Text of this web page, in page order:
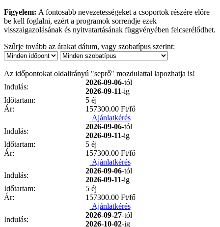
Figyelem: A fontosabb nevezetességeket a csoportok részére előre
be kell foglalni, ezért a programok sorrendje ezek
visszaigazolásának és nyitvatartásának függvényében felcserélődhet.
Szűrje tovább az árakat dátum, vagy szobatípus szerint:
Az időpontokat oldalirányú "seprő" mozdulattal lapozhatja is!
Indulás:
2026-09-06-tól
2026-09-11-ig
Időtartam:
5 éj
Ár:
157300.00 Ft/fő
Ajánlatkérés
Indulás:
2026-09-06-tól
2026-09-11-ig
Időtartam:
5 éj
Ár:
157300.00 Ft/fő
Ajánlatkérés
Indulás:
2026-09-06-tól
2026-09-11-ig
Időtartam:
5 éj
Ár:
157300.00 Ft/fő
Ajánlatkérés
Indulás:
2026-09-27-tól
2026-10-02-ig